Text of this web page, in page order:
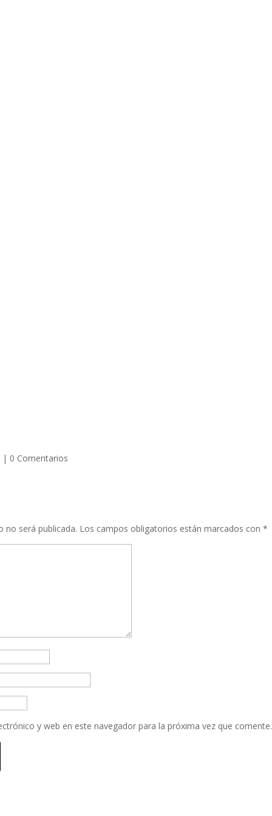
| 0 Comentarios
no será publicada. Los campos obligatorios están marcados con*
y web en este navegador para la próxima vez que comente.